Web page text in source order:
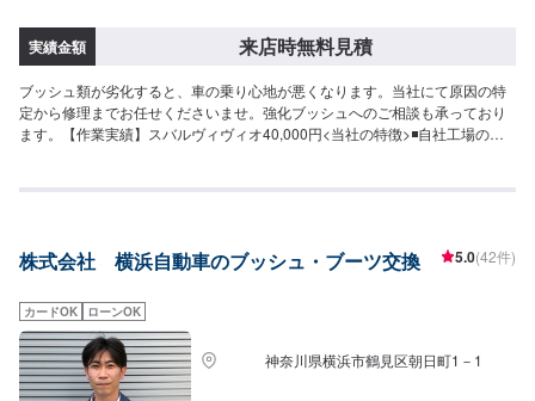
実績金額 来店時無料見積
ブッシュ類が劣化すると、車の乗り心地が悪くなります。当社にて原因の特
定から修理までお任せくださいませ。強化ブッシュへのご相談も承っており
ます。【作業実績】スバルヴィヴィオ40,000円<当社の特徴>◾自社工場の充
自動車整備工場！どんなことでもご相談下さい！---------代車について---------
株式会社 横浜自動車のブッシュ・ブーツ交換 5.0(42件)
カードOK ローンOK
神奈川県横浜市鶴見区朝日町1－1